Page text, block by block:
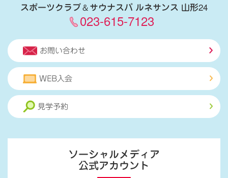
スポーツクラブ＆サウナスパ ルネサンス 山形24
023-615-7123
お問い合わせ
WEB入会
見学予約
ソーシャルメディア
公式アカウント